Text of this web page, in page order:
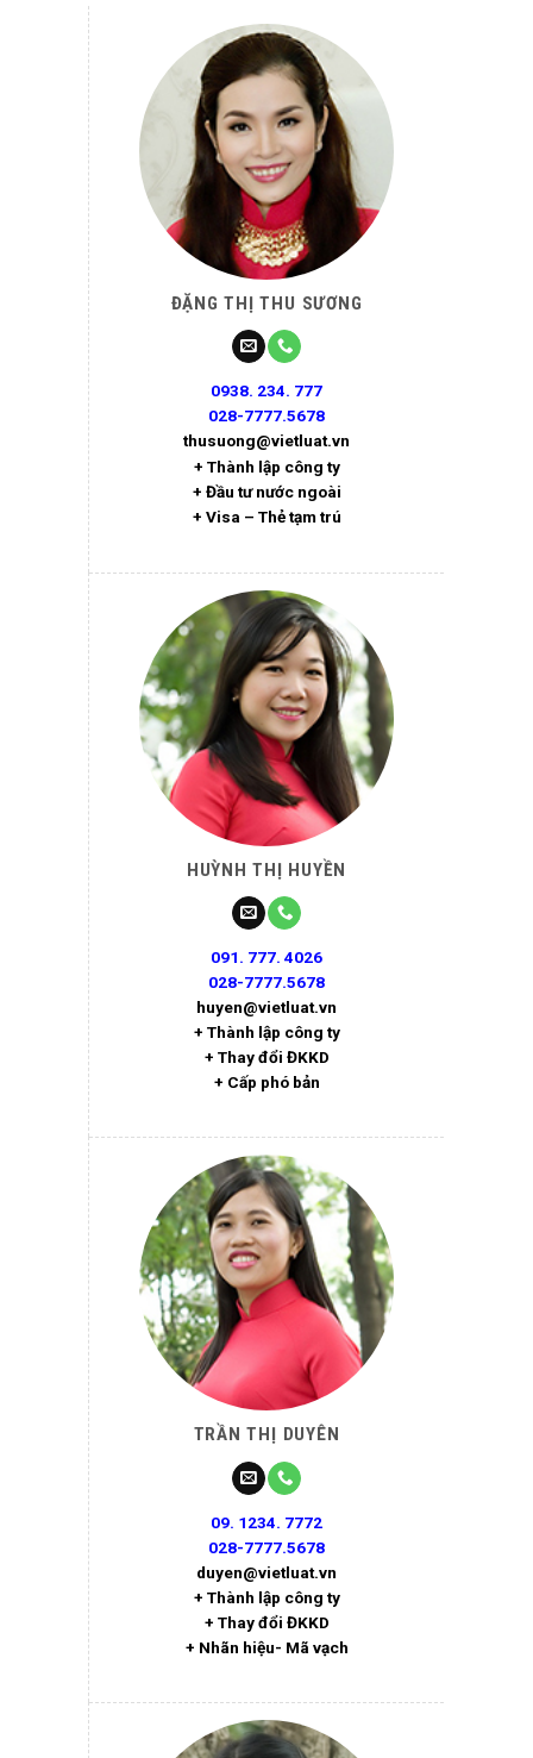
ĐẶNG THỊ THU SƯƠNG
0938. 234. 777
028-7777.5678
thusuong@vietluat.vn
+ Thành lập công ty
+ Đầu tư nước ngoài
+ Visa – Thẻ tạm trú
HUỲNH THỊ HUYỀN
091. 777. 4026
028-7777.5678
huyen@vietluat.vn
+ Thành lập công ty
+ Thay đổi ĐKKD
+ Cấp phó bản
TRẦN THỊ DUYÊN
09. 1234. 7772
028-7777.5678
duyen@vietluat.vn
+ Thành lập công ty
+ Thay đổi ĐKKD
+ Nhãn hiệu- Mã vạch